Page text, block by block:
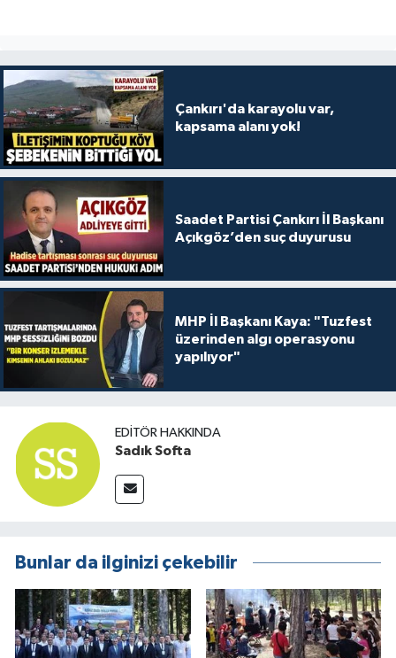
Çankırı'da karayolu var,
kapsama alanı yok!
Saadet Partisi Çankırı İl Başkanı
Açıkgöz’den suç duyurusu
MHP İl Başkanı Kaya: "Tuzfest
üzerinden algı operasyonu
yapılıyor"
EDITÖR HAKKINDA
Sadık Softa
Bunlar da ilginizi çekebilir